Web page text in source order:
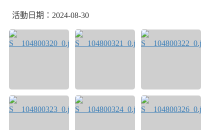
活動日期：2024-08-30